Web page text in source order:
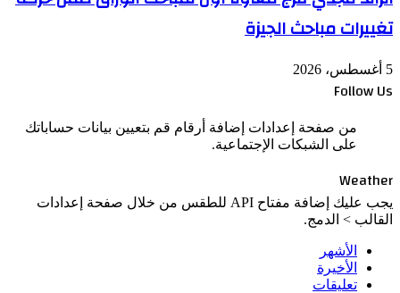
تغييرات مباحث الجيزة
5 أغسطس، 2026
Follow Us
من صفحة إعدادات إضافة أرقام قم بتعيين بيانات حساباتك
على الشبكات الإجتماعية.
Weather
يجب عليك إضافة مفتاح API للطقس من خلال صفحة إعدادات
القالب > الدمج.
الأشهر
الأخيرة
تعليقات